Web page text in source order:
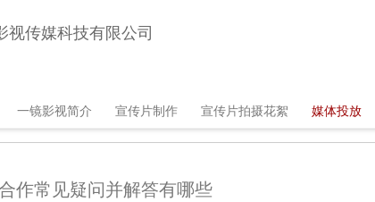
视传媒科技有限公司
一镜影视简介 宣传片制作 宣传片拍摄花絮 媒体投放
作常见疑问并解答有哪些